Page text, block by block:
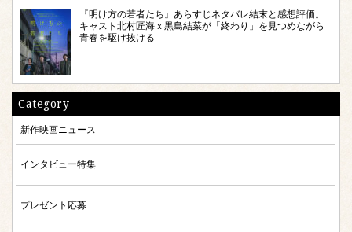
『明け方の若者たち』あらすじネタバレ結末と感想評価。
キャスト北村匠海ｘ黒島結菜が「終わり」を見つめながら
青春を駆け抜ける
Category
新作映画ニュース
インタビュー特集
プレゼント応募